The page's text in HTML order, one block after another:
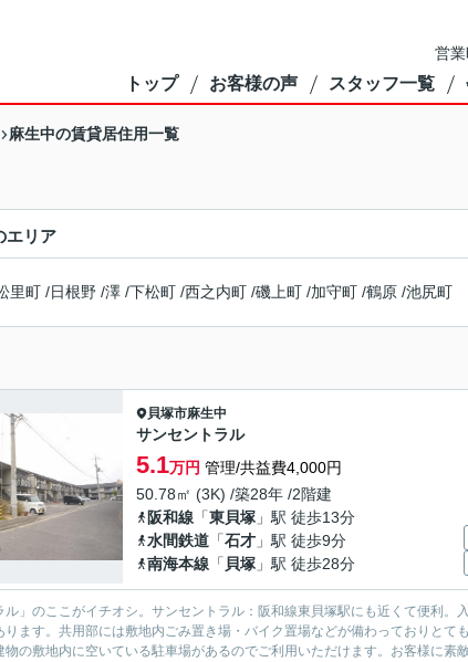
営
トップ お客様の声 スタッフ一覧
麻生中の賃貸居住用一覧
エリア
里町 /日根野 /澤 /下松町 /西之内町 /磯上町 /加守町 /鶴原 /池尻町
貝塚市麻生中
サンセントラル
5.1万円 管理/共益費4,000円
50.78㎡ (3K) /築28年 /2階建
阪和線 「東貝塚 」駅 徒歩13分
水間鉄道 「石才 」駅 徒歩9分
南海本線 「 貝塚 」駅 徒歩28分
ル」のここがイチオシ。サンセントラル：阪和線東貝塚駅にも近くて便利
ります。共用部には敷地内ごみ置き場・バイク置場などが備わっておりとて
物の敷地内に空いている駐車場があるのでご利用いただけます。お客様に素